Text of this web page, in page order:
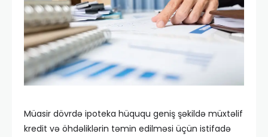
Müasir dövrdə ipoteka hüququ geniş şəkildə müxtəlif
kredit və öhdəliklərin təmin edilməsi üçün istifadə